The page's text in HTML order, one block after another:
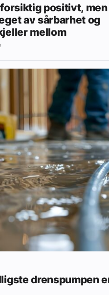
positivt, men
av sårbarhet og
mellom
drenspumpen